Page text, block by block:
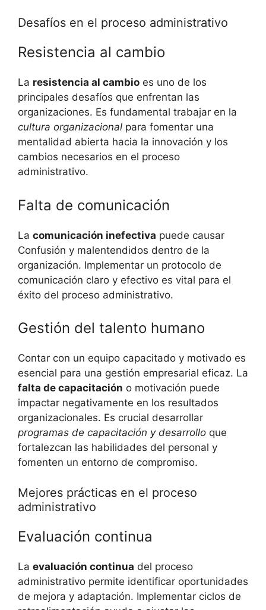
Desafíos en el proceso administrativo
Resistencia al cambio
La resistencia al cambio es uno de los
principales desafíos que enfrentan las
organizaciones. Es fundamental trabajar en la
cultura organizacional para fomentar una
mentalidad abierta hacia la innovación y los
cambios necesarios en el proceso
administrativo.
Falta de comunicación
La comunicación inefectiva puede causar
Confusión y malentendidos dentro de la
organización. Implementar un protocolo de
comunicación claro y efectivo es vital para el
éxito del proceso administrativo.
Gestión del talento humano
Contar con un equipo capacitado y motivado es
esencial para una gestión empresarial eficaz. La
falta de capacitación o motivación puede
impactar negativamente en los resultados
organizacionales. Es crucial desarrollar
programas de capacitación y desarrollo que
fortalezcan las habilidades del personal y
fomenten un entorno de compromiso.
Mejores prácticas en el proceso
administrativo
Evaluación continua
La evaluación continua del proceso
administrativo permite identificar oportunidades
de mejora y adaptación. Implementar ciclos de